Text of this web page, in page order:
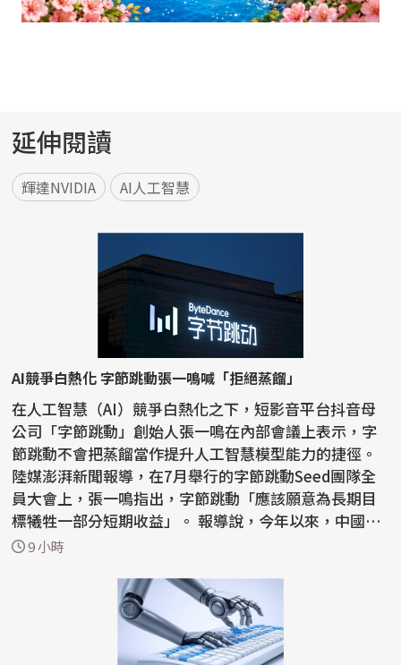
延伸閱讀
輝達NVIDIA AI人工智慧
AI競爭白熱化 字節跳動張一鳴喊「拒絕蒸餾」
在人工智慧（AI）競爭白熱化之下，短影音平台抖音母
公司「字節跳動」創始人張一鳴在內部會議上表示，字
節跳動不會把蒸餾當作提升人工智慧模型能力的捷徑。
陸媒澎湃新聞報導，在7月舉行的字節跳動Seed團隊全
員大會上，張一鳴指出，字節跳動「應該願意為長期目
標犧牲一部分短期收益」。 報導說，今年以來，中國國
內AI...
9 小時